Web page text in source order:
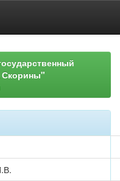
Скорины"